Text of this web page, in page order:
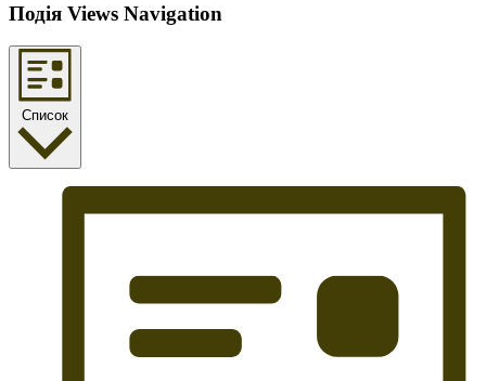
Подія Views Navigation
Список